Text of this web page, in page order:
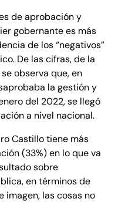
de aprobación y
gobernante es más
de los “negativos”
De las cifras, de la
observa que, en
la gestión y
del 2022, se llegó
a nivel nacional.
Castillo tiene más
(33%) en lo que va
sobre
en términos de
las cosas no